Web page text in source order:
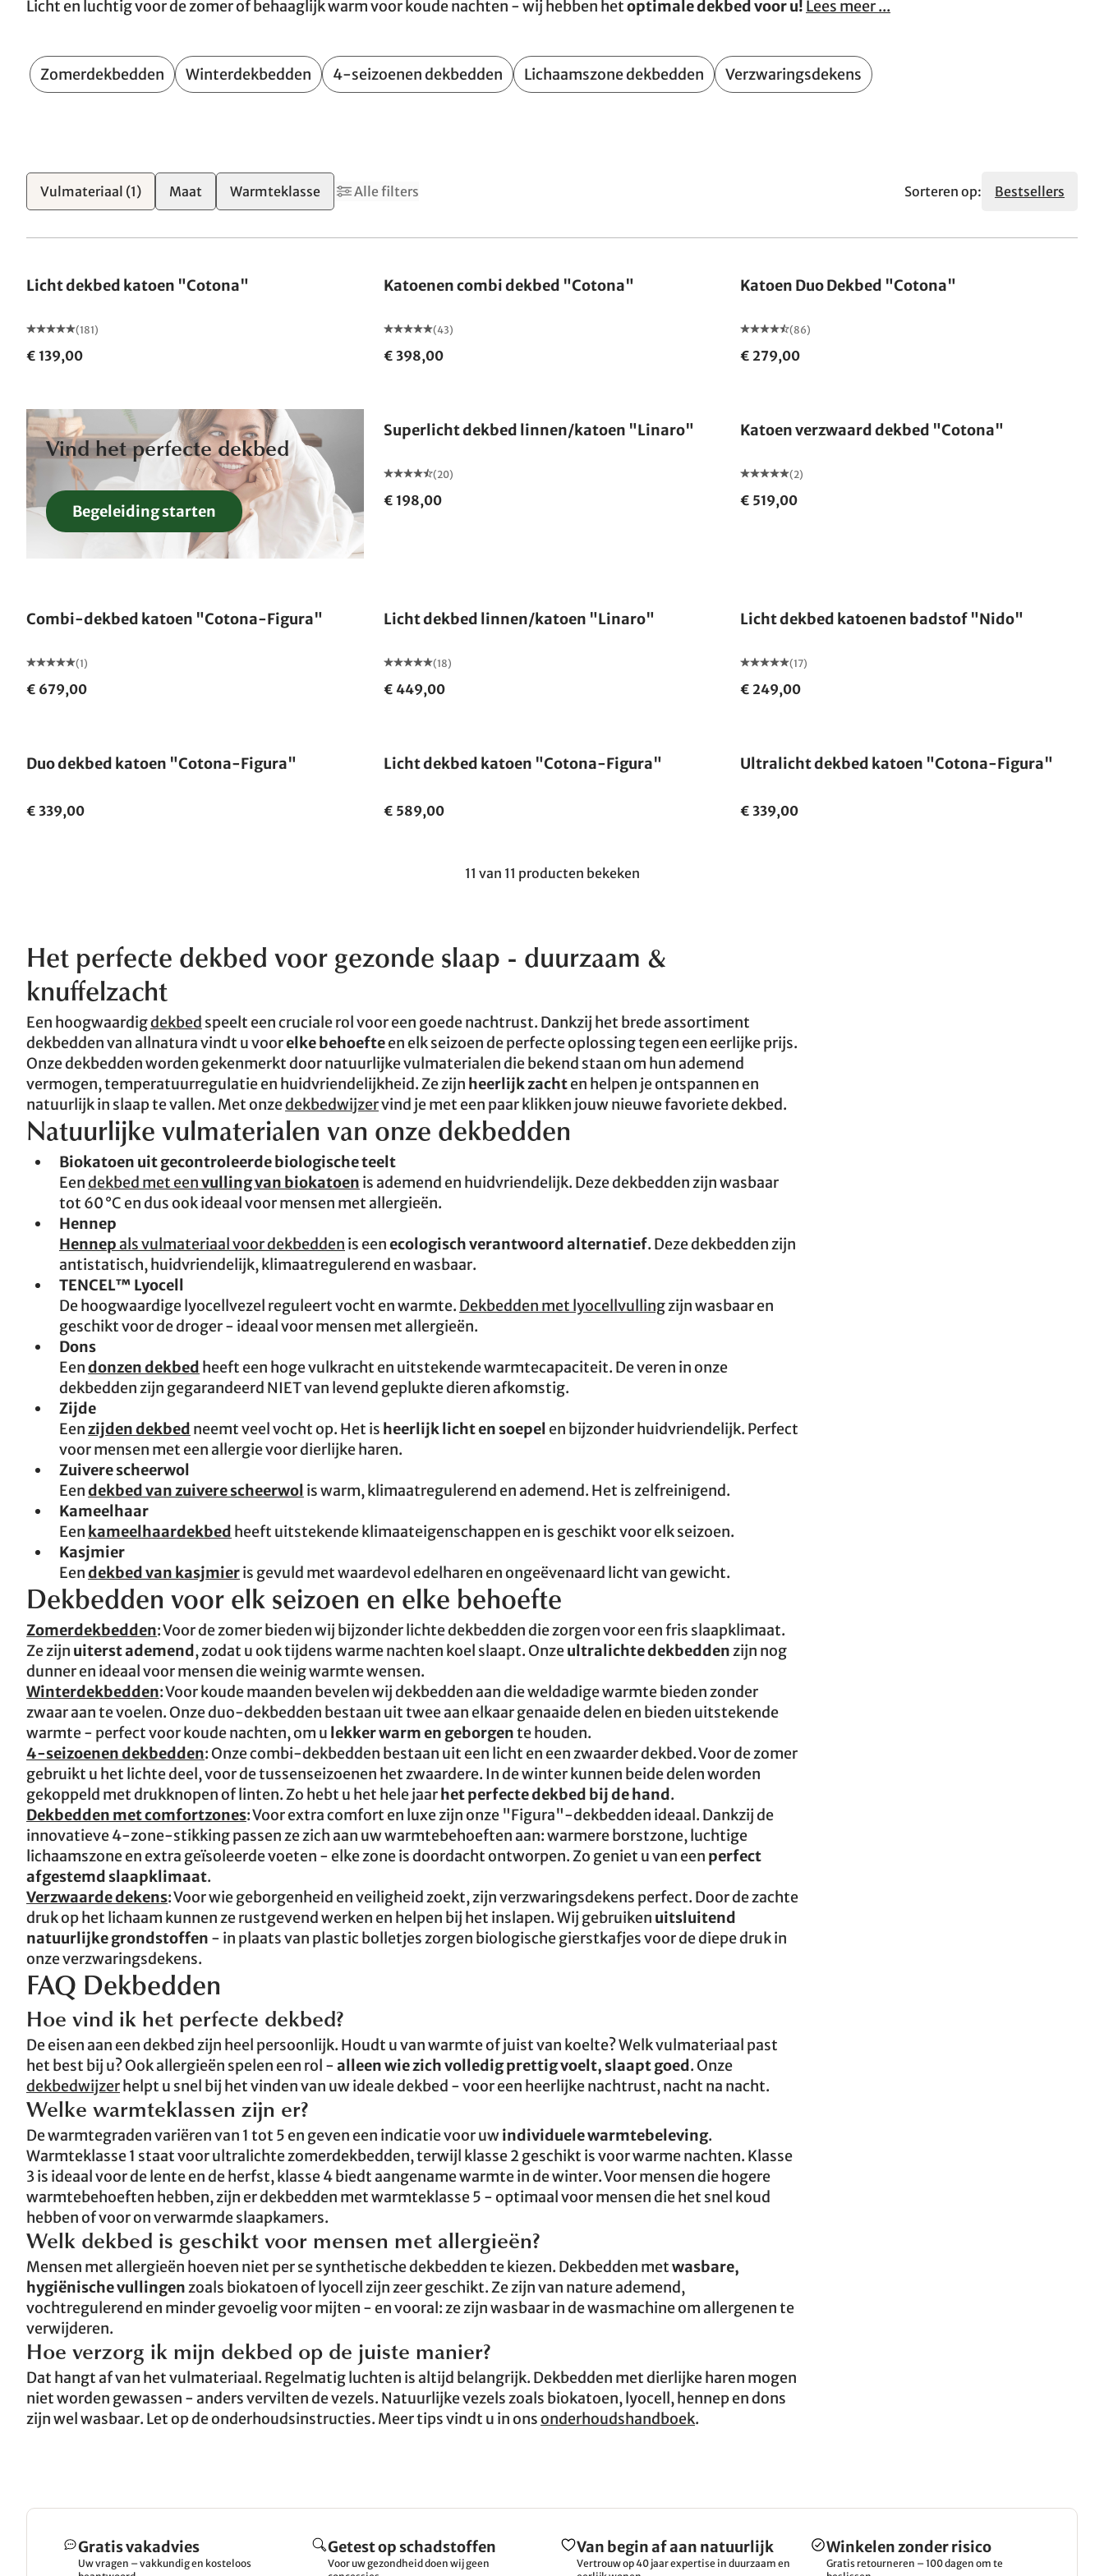
Licht en luchtig voor de zomer of behaaglijk warm voor koude nachten - wij hebben hetoptimale dekbed voor u! Lees meer ...
Zomerdekbedden Winterdekbedden 4-seizoenen dekbedden Lichaamszone dekbedden Verzwaringsdekens
Vulmateriaal (1) Maat Warmteklasse Alle filters Sorteren op: Bestsellers
Licht dekbed katoen "Cotona"
(181)
€ 139,00
Katoenen combi dekbed "Cotona"
(43)
€ 398,00
Katoen Duo Dekbed "Cotona"
(86)
€ 279,00
Vind het perfecte dekbed
Begeleiding starten
Superlicht dekbed linnen/katoen "Linaro"
(20)
€ 198,00
Katoen verzwaard dekbed "Cotona"
(2)
€ 519,00
Combi-dekbed katoen "Cotona-Figura"
(1)
€ 679,00
Licht dekbed linnen/katoen "Linaro"
(18)
€ 449,00
Licht dekbed katoenen badstof "Nido"
(17)
€ 249,00
Duo dekbed katoen "Cotona-Figura"
€ 339,00
Licht dekbed katoen "Cotona-Figura"
€ 589,00
Ultralicht dekbed katoen "Cotona-Figura"
€ 339,00
11 van 11 producten bekeken
Het perfecte dekbed voor gezonde slaap - duurzaam &
knuffelzacht
Een hoogwaardigdekbed speelt een cruciale rol voor een goede nachtrust. Dankzij het brede assortiment
dekbedden van allnatura vindt u voorelke behoefteen elk seizoen de perfecte oplossing tegen een eerlijke prijs.
Onze dekbedden worden gekenmerkt door natuurlijke vulmaterialen die bekend staan om hun ademend
vermogen, temperatuurregulatie en huidvriendelijkheid. Ze zijn heerlijk zachten helpen je ontspannen en
natuurlijk in slaap te vallen. Met onzedekbedwijzervind je met een paar klikken jouw nieuwe favoriete dekbed.
Natuurlijke vulmaterialen van onze dekbedden
Biokatoen uit gecontroleerde biologische teelt
Eendekbed met eenvulling van biokatoen is ademend en huidvriendelijk. Deze dekbedden zijn wasbaar
tot 60 °C en dus ook ideaal voor mensen met allergieën.
Hennep
Hennepals vulmateriaal voor dekbedden is eenecologisch verantwoord alternatief. Deze dekbedden zijn
antistatisch, huidvriendelijk, klimaatregulerend en wasbaar.
TENCEL™ Lyocell
De hoogwaardige lyocellvezel reguleert vocht en warmte. Dekbedden met lyocellvullingzijn wasbaar en
geschikt voor de droger - ideaal voor mensen met allergieën.
Dons
Eendonzen dekbed heeft een hoge vulkracht en uitstekende warmtecapaciteit. De veren in onze
dekbedden zijn gegarandeerd NIET van levend geplukte dieren afkomstig.
Zijde
Eenzijden dekbed neemt veel vocht op. Het is heerlijk licht en soepel en bijzonder huidvriendelijk. Perfect
voor mensen met een allergie voor dierlijke haren.
Zuivere scheerwol
Eendekbed van zuivere scheerwol is warm, klimaatregulerend en ademend. Het is zelfreinigend.
Kameelhaar
Een kameelhaardekbed heeft uitstekende klimaateigenschappen en is geschikt voor elk seizoen.
Kasjmier
Eendekbed van kasjmieris gevuld met waardevol edelharen en ongeëvenaard licht van gewicht.
Dekbedden voor elk seizoen en elke behoefte
Zomerdekbedden: Voor de zomer bieden wij bijzonder lichte dekbedden die zorgen voor een fris slaapklimaat.
Ze zijn uiterst ademend, zodat u ook tijdens warme nachten koel slaapt. Onzeultralichte dekbeddenzijn nog
dunner en ideaal voor mensen die weinig warmte wensen.
Winterdekbedden: Voor koude maanden bevelen wij dekbedden aan die weldadige warmte bieden zonder
zwaar aan te voelen. Onze duo-dekbedden bestaan uit twee aan elkaar genaaide delen en bieden uitstekende
warmte - perfect voor koude nachten, om u lekker warm en geborgente houden.
4-seizoenen dekbedden: Onze combi-dekbedden bestaan uit een licht en een zwaarder dekbed. Voor de zomer
gebruikt u het lichte deel, voor de tussenseizoenen het zwaardere. In de winter kunnen beide delen worden
gekoppeld met drukknopen of linten. Zo hebt u het hele jaarhet perfecte dekbed bij de hand.
Dekbedden met comfortzones: Voor extra comfort en luxe zijn onze "Figura"-dekbedden ideaal. Dankzij de
innovatieve 4-zone-stikking passen ze zich aan uw warmtebehoeften aan: warmere borstzone, luchtige
lichaamszone en extra geïsoleerde voeten - elke zone is doordacht ontworpen. Zo geniet u van een perfect
afgestemd slaapklimaat.
Verzwaarde dekens: Voor wie geborgenheid en veiligheid zoekt, zijn verzwaringsdekens perfect. Door de zachte
druk op het lichaam kunnen ze rustgevend werken en helpen bij het inslapen. Wij gebruiken uitsluitend
natuurlijke grondstoffen - in plaats van plastic bolletjes zorgen biologische gierstkafjes voor de diepe druk in
onze verzwaringsdekens.
FAQ Dekbedden
Hoe vind ik het perfecte dekbed?
De eisen aan een dekbed zijn heel persoonlijk. Houdt u van warmte of juist van koelte? Welk vulmateriaal past
het best bij u? Ook allergieën spelen een rol - alleen wie zich volledig prettig voelt, slaapt goed. Onze
dekbedwijzerhelpt u snel bij het vinden van uw ideale dekbed - voor een heerlijke nachtrust, nacht na nacht.
Welke warmteklassen zijn er?
De warmtegraden variëren van 1 tot 5 en geven een indicatie voor uwindividuele warmtebeleving.
Warmteklasse 1 staat voor ultralichte zomerdekbedden, terwijl klasse 2 geschikt is voor warme nachten. Klasse
3 is ideaal voor de lente en de herfst, klasse 4 biedt aangename warmte in de winter. Voor mensen die hogere
warmtebehoeften hebben, zijn er dekbedden met warmteklasse 5 - optimaal voor mensen die het snel koud
hebben of voor on verwarmde slaapkamers.
Welk dekbed is geschikt voor mensen met allergieën?
Mensen met allergieën hoeven niet per se synthetische dekbedden te kiezen. Dekbedden metwasbare,
hygiënische vullingenzoals biokatoen of lyocell zijn zeer geschikt. Ze zijn van nature ademend,
vochtregulerend en minder gevoelig voor mijten - en vooral: ze zijn wasbaar in de wasmachine om allergenen te
verwijderen.
Hoe verzorg ik mijn dekbed op de juiste manier?
Dat hangt af van het vulmateriaal. Regelmatig luchten is altijd belangrijk. Dekbedden met dierlijke haren mogen
niet worden gewassen - anders vervilten de vezels. Natuurlijke vezels zoals biokatoen, lyocell, hennep en dons
zijn wel wasbaar. Let op de onderhoudsinstructies. Meer tips vindt u in onsonderhoudshandboek.
Gratis vakadvies
Uw vragen – vakkundig en kosteloos
Getest op schadstoffen
Voor uw gezondheid doen wij geen
Van begin af aan natuurlijk
Vertrouw op 40 jaar expertise in duurzaam en
Winkelen zonder risico
Gratis retourneren – 100 dagen om te